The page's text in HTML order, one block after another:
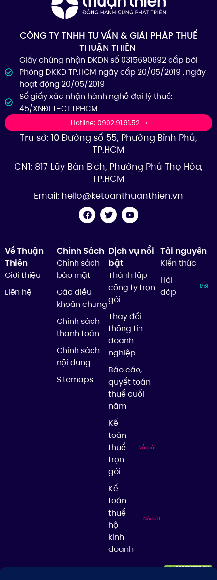
CÔNG TY TNHH TƯ VẤN & GIẢI PHÁP THUẾ
THUẬN THIÊN
Giấy chứng nhận ĐKDN số 0315690692 cấp bởi
Phòng ĐKKD TP.HCM ngày cấp 20/05/2019 , ngày
hoạt động 20/05/2019
Số giấy xác nhận hành nghề đại lý thuế:
45/XNĐLT-CTTPHCM
Hotline: 0902.91.91.52
Trụ sở: 10 Đường số 55, Phường Bình Phú,
TP.HCM
CN1: 817 Lũy Bán Bích, Phường Phú Thọ Hòa,
TP.HCM
Email: hello@ketoanthuanthien.vn
Về Thuận
Thiên
Giới thiệu
Liên hệ
Chính Sách
Chính sách
bảo mật
Các điều
khoản chung
Chính sách
thanh toán
Chính sách
nội dung
Sitemaps
Dịch vụ nổi
bật
Thành lập
công ty trọn
gói
Thay đổi
thông tin
doanh
nghiệp
Báo cáo,
quyết toán
thuế cuối
năm
Kế
toán
thuế
trọn
gói
Nổi bật
Kế
toán
thuế
hộ
kinh
doanh
Nổi bật
Tài nguyên
Kiến thức
Hỏi
đáp
Mới